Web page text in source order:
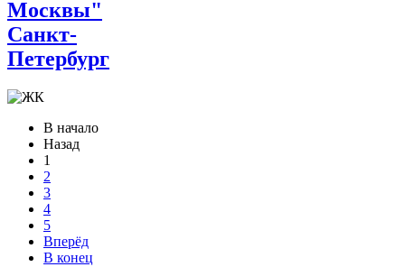
Москвы"
Санкт-
Петербург
В начало
Назад
1
2
3
4
5
Вперёд
В конец